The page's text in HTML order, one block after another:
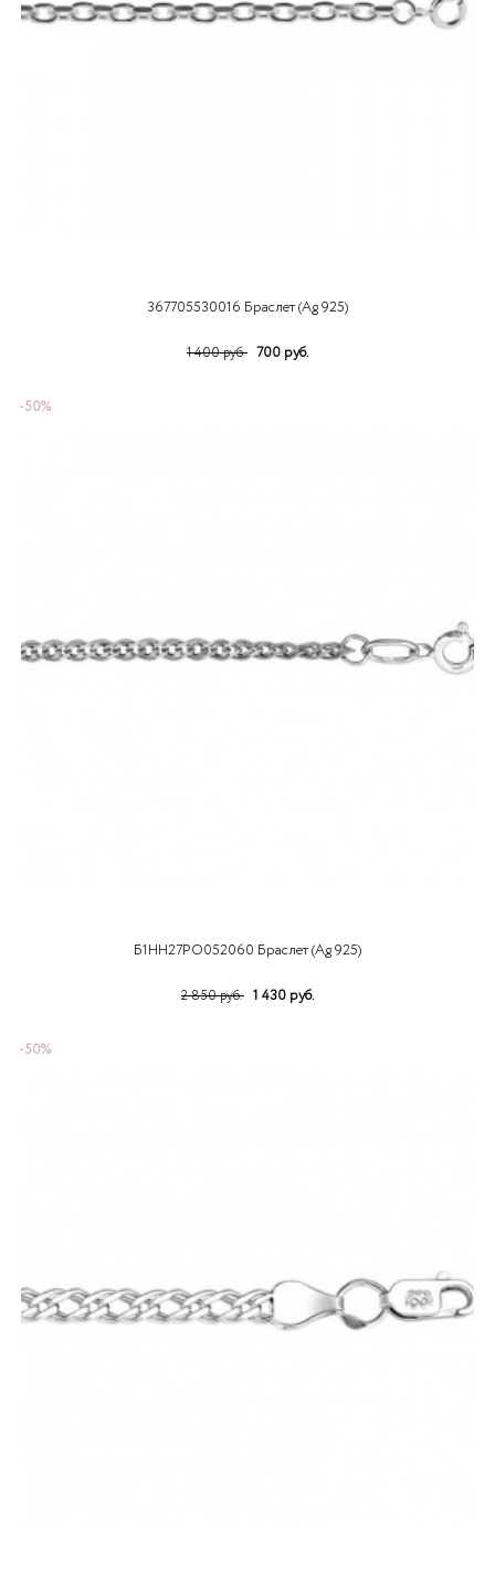
367705530016 Браслет (Ag 925)
1 400 руб. 700 руб.
-50%
Б1НН27РО052060 Браслет (Ag 925)
2 850 руб. 1 430 руб.
-50%